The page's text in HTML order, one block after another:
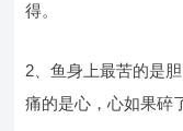
得。
2、鱼身上最苦的是
痛的是心，心如果碎